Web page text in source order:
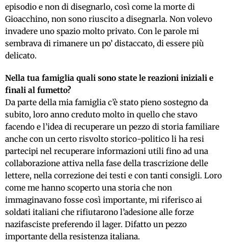
episodio e non di disegnarlo, così come la morte di
Gioacchino, non sono riuscito a disegnarla. Non volevo
invadere uno spazio molto privato. Con le parole mi
sembrava di rimanere un po’ distaccato, di essere più
delicato.
Nella tua famiglia quali sono state le reazioni iniziali e
finali al fumetto?
Da parte della mia famiglia c’è stato pieno sostegno da
subito, loro anno creduto molto in quello che stavo
facendo e l’idea di recuperare un pezzo di storia familiare
anche con un certo risvolto storico-politico li ha resi
partecipi nel recuperare informazioni utili fino ad una
collaborazione attiva nella fase della trascrizione delle
lettere, nella correzione dei testi e con tanti consigli. Loro
come me hanno scoperto una storia che non
immaginavano fosse così importante, mi riferisco ai
soldati italiani che rifiutarono l’adesione alle forze
nazifasciste preferendo il lager. Difatto un pezzo
importante della resistenza italiana.